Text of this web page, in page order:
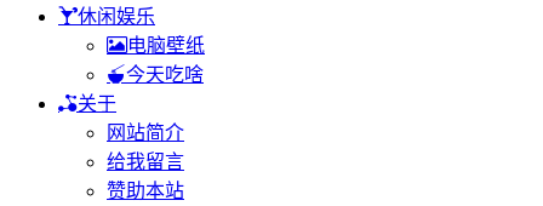
休闲娱乐
电脑壁纸
今天吃啥
关于
网站简介
给我留言
赞助本站